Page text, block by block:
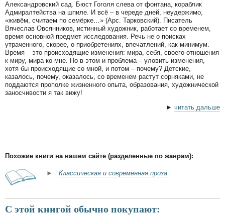
Александровский сад. Бюст Гоголя слева от фонтана, кораблик
Адмиралтейства на шпиле. И всё – в череде дней, неудержимо,
«живём, считаем по семёрке…» (Арс. Тарковский). Писатель
Вячеслав Овсянников, истинный художник, работает со временем,
время основной предмет исследования. Речь не о поисках
утраченного, скорее, о приобретениях, впечатлений, как минимум.
Время – это происходящие изменения: мира, себя, своего отношения
к миру, мира ко мне. Но в этом и проблема – уловить изменения,
хотя бы происходящие со мной, и потом – почему? Детские,
казалось, почему, оказалось, со временем растут сорняками, не
поддаются прополке жизненного опыта, образования, художнической
заносчивости я так вижу!
► читать дальше
Похожие книги на нашем сайте (разделенные по жанрам):
► Классическая и современная проза
С этой книгой обычно покупают: